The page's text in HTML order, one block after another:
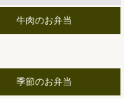
牛肉のお弁当
季節のお弁当